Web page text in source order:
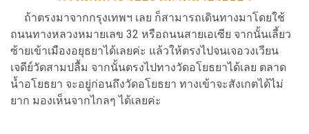
ถ้าตรงมาจากกรุงเทพฯ เลย ก็สามารถเดินทางมาโดยใช้
ถนนทางหลวงหมายเลข 32 หรือถนนสายเอเซีย จากนั้นเลี้ยว
ซ้ายเข้าเมืองอยุธยาได้เลยค่ะ แล้วให้ตรงไปจนเจอวงเวียน
เจดีย์วัดสามปลื้ม จากนั้นตรงไปทางวัดอโยธยาได้เลย ตลาด
น้ำอโยธยา จะอยู่ก่อนถึงวัดอโยธยา ทางเข้าจะสังเกตได้ไม่
ยาก มองเห็นจากไกลๆ ได้เลยค่ะ